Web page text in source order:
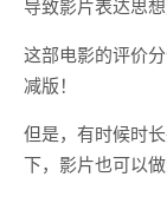
导致影片表达思
这部电影的评价
减版！
但是，有时候时
下，影片也可以做